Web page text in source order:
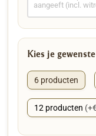
Kies je
6 producten
12 producten